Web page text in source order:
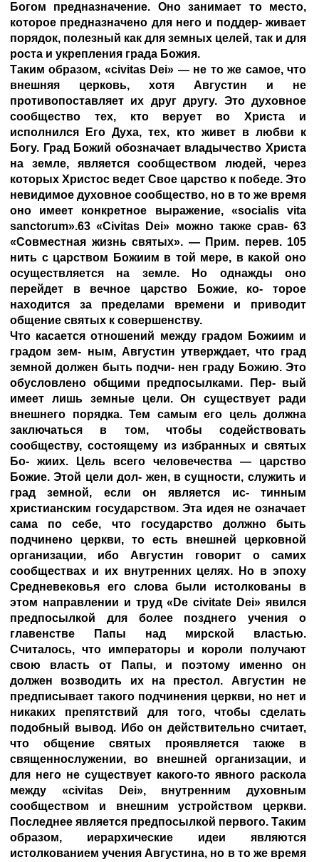
Богом предназначение. Оно занимает то место,
которое предназначено для него и поддер- живает
порядок, полезный как для земных целей, так и для
роста и укрепления града Божия.
Таким образом, «civitas Dei» — не то же самое, что
внешняя церковь, хотя Августин и не
противопоставляет их друг другу. Это духовное
сообщество тех, кто верует во Христа и
исполнился Его Духа, тех, кто живет в любви к
Богу. Град Божий обозначает владычество Христа
на земле, является сообществом людей, через
которых Христос ведет Свое царство к победе. Это
невидимое духовное сообщество, но в то же время
оно имеет конкретное выражение, «socialis vita
sanctorum».63 «Civitas Dei» можно также срав- 63
«Совместная жизнь святых». — Прим. перев. 105
нить с царством Божиим в той мере, в какой оно
осуществляется на земле. Но однажды оно
перейдет в вечное царство Божие, ко- торое
находится за пределами времени и приводит
общение святых к совершенству.
Что касается отношений между градом Божиим и
градом зем- ным, Августин утверждает, что град
земной должен быть подчи- нен граду Божию. Это
обусловлено общими предпосылками. Пер- вый
имеет лишь земные цели. Он существует ради
внешнего порядка. Тем самым его цель должна
заключаться в том, чтобы содействовать
сообществу, состоящему из избранных и святых
Бо- жиих. Цель всего человечества — царство
Божие. Этой цели дол- жен, в сущности, служить и
град земной, если он является ис- тинным
христианским государством. Эта идея не означает
сама по себе, что государство должно быть
подчинено церкви, то есть внешней церковной
организации, ибо Августин говорит о самих
сообществах и их внутренних целях. Но в эпоху
Средневековья его слова были истолкованы в
этом направлении и труд «De civitate Dei» явился
предпосылкой для более позднего учения о
главенстве Папы над мирской властью.
Считалось, что императоры и короли получают
свою власть от Папы, и поэтому именно он
должен возводить их на престол. Августин не
предписывает такого подчинения церкви, но нет и
никаких препятствий для того, чтобы сделать
подобный вывод. Ибо он действительно считает,
что общение святых проявляется также в
священнослужении, во внешней организации, и
для него не существует какого-то явного раскола
между «civitas Dei», внутренним духовным
сообществом и внешним устройством церкви.
Последнее является предпосылкой первого. Таким
образом, иерархические идеи являются
истолкованием учения Августина, но в то же время